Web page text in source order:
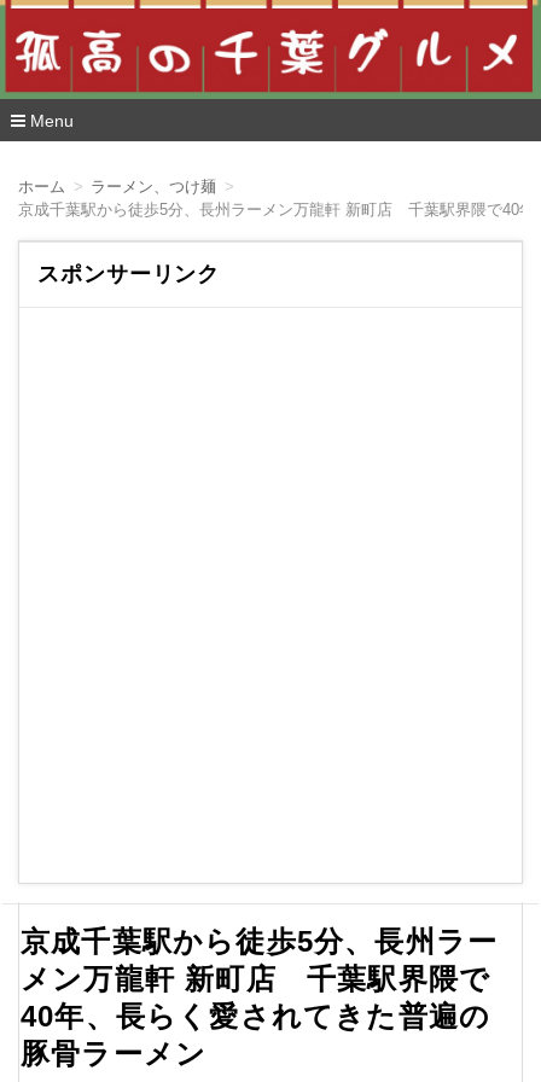
Menu
ホーム
ラーメン、つけ麺
京成千葉駅から徒歩5分、長州ラーメン万龍軒 新町店 千葉駅界隈で40年
スポンサーリンク
京成千葉駅から徒歩5分、長州ラー
メン万龍軒 新町店 千葉駅界隈で
40年、長らく愛されてきた普遍の
豚骨ラーメン